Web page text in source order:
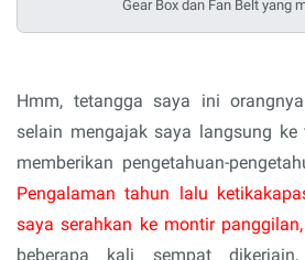
Gear Box dan Fan Belt yang
Hmm, tetangga saya ini
selain mengajak saya langsung
memberikan pengetahuan-
Pengalaman tahun lalu
saya serahkan ke montir
beberapa kali sempat